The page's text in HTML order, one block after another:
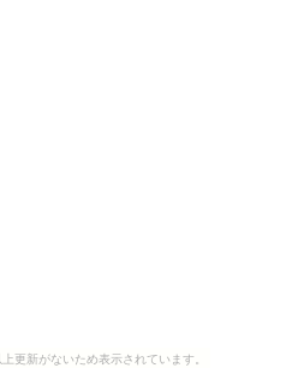
更新がないため表示されています。